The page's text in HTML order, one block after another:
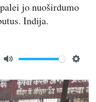
jo nuoširdumo
Indija.
u
e
t